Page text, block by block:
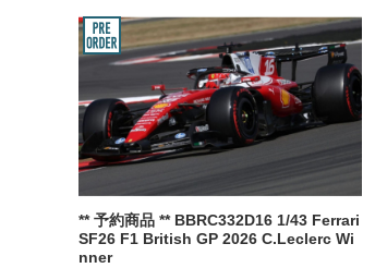
** 予約商品 ** BBRC332D16 1/43 Ferrari
SF26 F1 British GP 2026 C.Leclerc Wi
nner